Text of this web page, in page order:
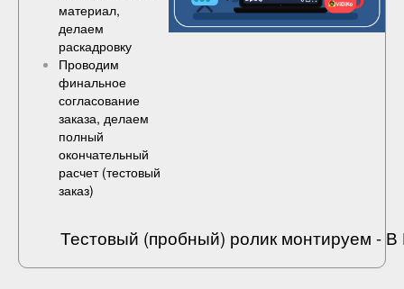
материал,
делаем
раскадровку
Проводим
финальное
согласование
заказа, делаем
полный
окончательный
расчет (тестовый
заказ)
Тестовый (пробный) ролик монтируем -